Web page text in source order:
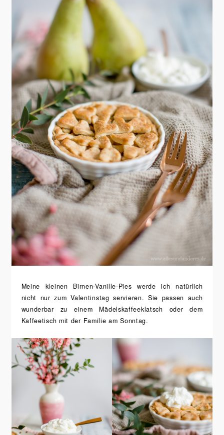
Meine kleinen Birnen-Vanille-Pies werde ich natürlich
nicht nur zum Valentinstag servieren. Sie passen auch
wunderbar zu einem Mädelskaffeeklatsch oder dem
Kaffeetisch mit der Familie am Sonntag.